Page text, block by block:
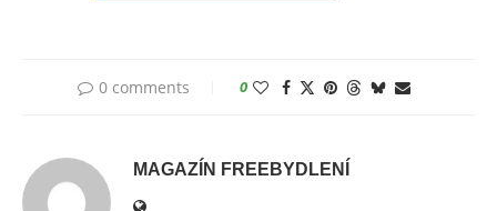
0 comments 0
MAGAZÍN FREEBYDLENÍ